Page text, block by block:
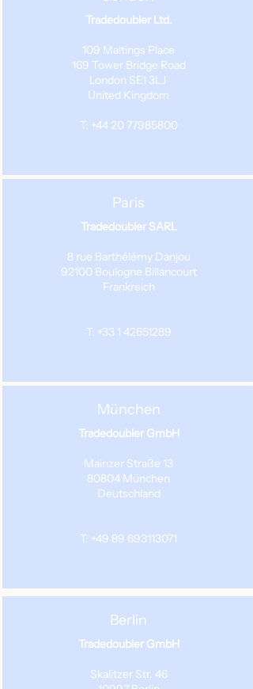
Tradedoubler Ltd.
109 Maltings Place
169 Tower Bridge Road
London SE1 3LJ
United Kingdom
T: +44 20 77985800
Paris
Tradedoubler SARL
8 rue Barthélémy Danjou
92100 Boulogne Billancourt
Frankreich
T: +33 1 42651289
München
Tradedoubler GmbH
Mainzer Straße 13
80804 München
Deutschland
T: +49 89 693113071
Berlin
Tradedoubler GmbH
Skalitzer Str. 46